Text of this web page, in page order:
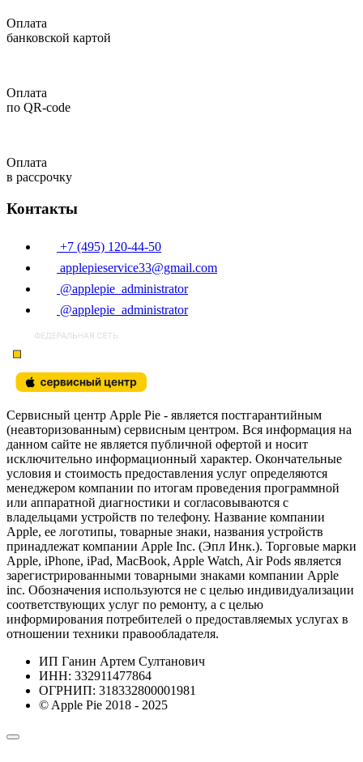
Оплата
банковской картой
Оплата
по QR-code
Оплата
в рассрочку
Контакты
+7 (495) 120-44-50
applepieservice33@gmail.com
@applepie_administrator
@applepie_administrator
Сервисный центр Apple Pie - является постгарантийным
(неавторизованным) сервисным центром. Вся информация на
данном сайте не является публичной офертой и носит
исключительно информационный характер. Окончательные
условия и стоимость предоставления услуг определяются
менеджером компании по итогам проведения программной
или аппаратной диагностики и согласовываются с
владельцами устройств по телефону. Название компании
Apple, ее логотипы, товарные знаки, названия устройств
принадлежат компании Apple Inc. (Эпл Инк.). Торговые марки
Apple, iPhone, iPad, MacBook, Apple Watch, Air Pods является
зарегистрированными товарными знаками компании Apple
inc. Обозначения используются не с целью индивидуализации
соответствующих услуг по ремонту, а с целью
информирования потребителей о предоставляемых услугах в
отношении техники правообладателя.
ИП Ганин Артем Султанович
ИНН: 332911477864
ОГРНИП: 318332800001981
© Apple Pie 2018 - 2025